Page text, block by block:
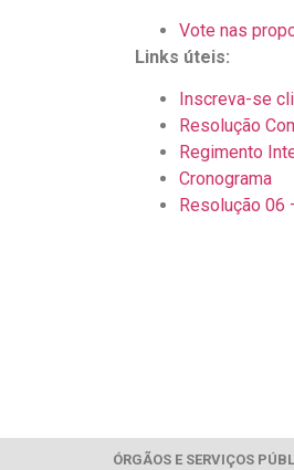
Vote nas
Links úteis:
Inscreva-se
Resolução
Regimento
Cronograma
Resolução 06
ÓRGÃOS E SERVIÇOS